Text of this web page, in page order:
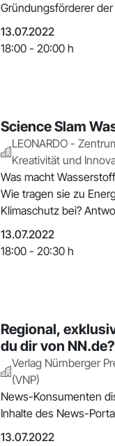
Gründungsförderer
13.07.2022
18:00 - 20:00 h
Science Slam
LEONARDO -
Kreativität und
Was macht
Wie tragen sie zu
Klimaschutz bei?
13.07.2022
18:00 - 20:30 h
Regional,
du dir von NN.de?
Verlag Nürnberger
(VNP)
News-Konsumenten
Inhalte des News-
13.07.2022